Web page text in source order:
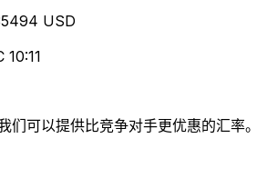
USD
10:11
们可以提供比竞争对手更优惠的汇率。